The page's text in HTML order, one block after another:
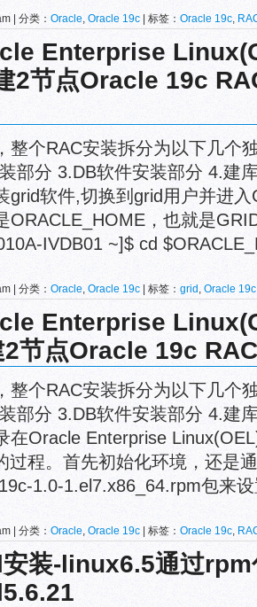
| 分类： Oracle, Oracle 19c | 标签： Oracle 19c,
Enterprise
2节点Oracle 19c
整个RAC安装拆分为以下几个
装部分 3.DB软件安装部
grid软件,切换到grid用户并进
ORACLE_HOME，也就是
IVDB01 ~]$ cd
| 分类： Oracle, Oracle 19c | 标签： grid , Oracle 19c
Enterprise
2节点Oracle 19c
整个RAC安装拆分为以下几个
装部分 3.DB软件安装部
在Oracle Enterprise
过程。首先初始化环境，还是
1.0-1.el7.x86_64.rpm包来
| 分类： Oracle, Oracle 19c | 标签： Oracle 19c,
装-linux6.5通过rpm